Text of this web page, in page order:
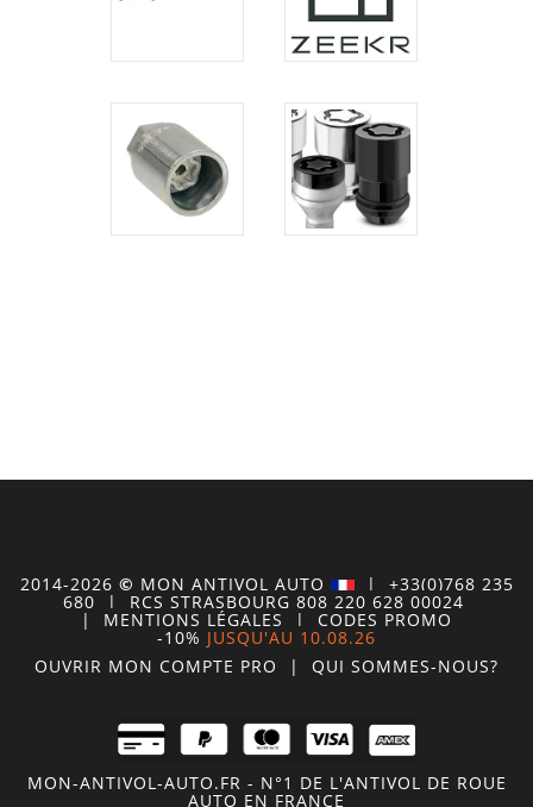
2014-2026 © MON ANTIVOL AUTO | +33(0)768 235
680 | RCS STRASBOURG 808 220 628 00024
| MENTIONS LÉGALES | CODES PROMO
-10% JUSQU'AU 10.08.26
OUVRIR MON COMPTE PRO | QUI SOMMES-NOUS?
MON-ANTIVOL-AUTO.FR - N°1 DE L'ANTIVOL DE ROUE
AUTO EN FRANCE